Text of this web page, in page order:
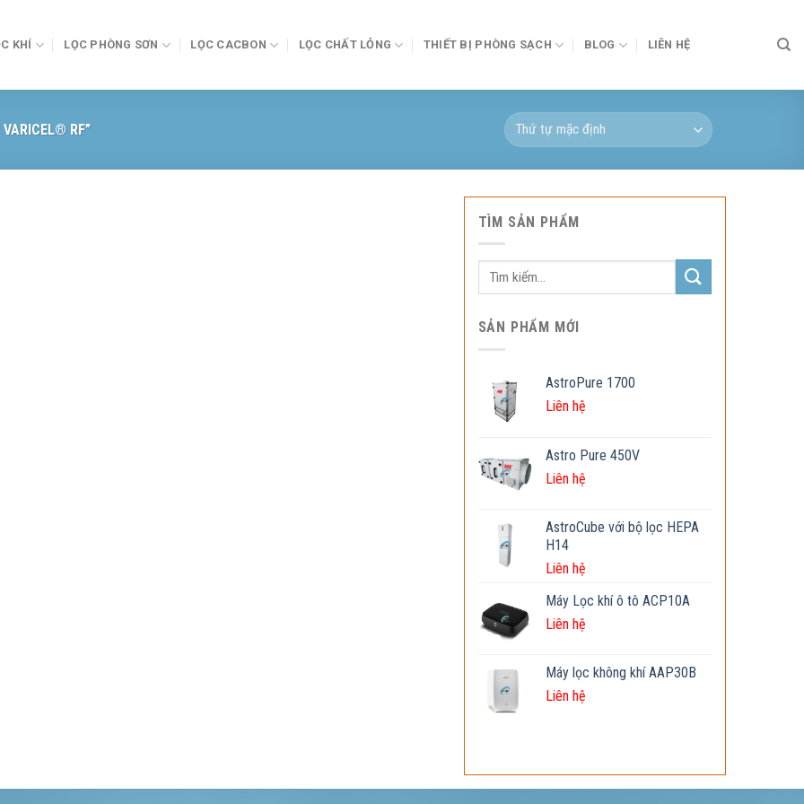
KHÍ LỌC PHÒNG SƠN LỌC CACBON LỌC CHẤT LỎNG THIẾT BỊ PHÒNG SẠCH BLOG LIÊN HỆ
RF”
TÌM SẢN PHẨM
Tìm
kiếm:
SẢN PHẨM MỚI
AstroPure 1700
Liên hệ
Astro Pure 450V
Liên hệ
AstroCube với bộ lọc HEPA
H14
Liên hệ
Máy Lọc khí ô tô ACP10A
Liên hệ
Máy lọc không khí AAP30B
Liên hệ